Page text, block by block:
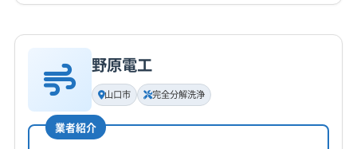
公式HP
公式サイトなし
基本情報
代表者名
所在地
野原電工
山口市 完全分解洗浄
業者紹介